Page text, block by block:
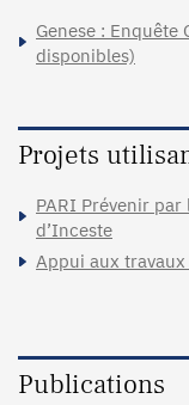
Genese : Enquête
disponibles)
Projets
PARI Prévenir par
d’Inceste
Appui aux
Publications